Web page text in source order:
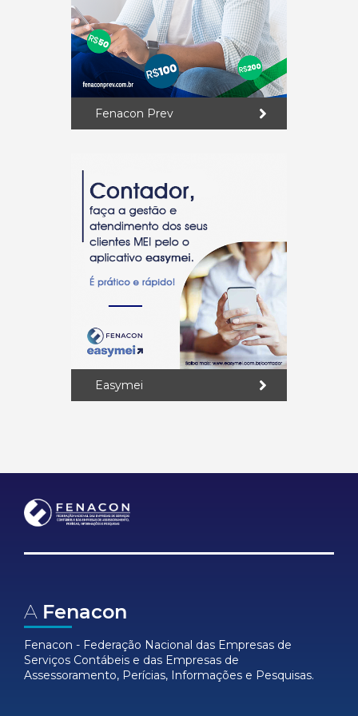
Fenacon Prev
Easymei
A Fenacon
Fenacon - Federação Nacional das Empresas de
Serviços Contábeis e das Empresas de
Assessoramento, Perícias, Informações e Pesquisas.